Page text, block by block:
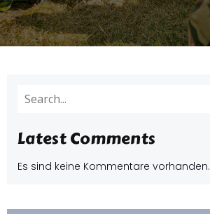
Latest Comments
Es sind keine Kommentare vorhanden.